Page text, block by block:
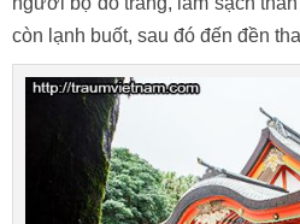
còn lạnh buốt, sau đó đến đền